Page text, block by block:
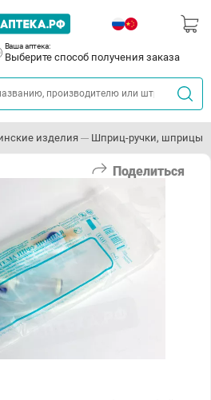
Ваша аптека:
Выберите способ получения заказа
изделия Шприц-ручки, шприцы
Поделиться